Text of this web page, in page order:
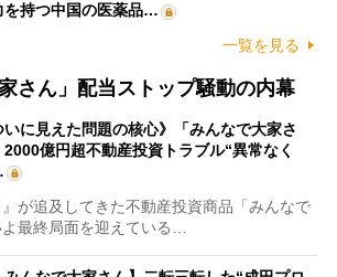
持つ中国の医薬品…
一覧を見る
さん」配当ストップ騒動の内幕
いに見えた問題の核心》「みんなで大家さ
2000億円超不動産投資トラブル“異常なく
が追及してきた不動産投資商品「みんなで
最終局面を迎えている…